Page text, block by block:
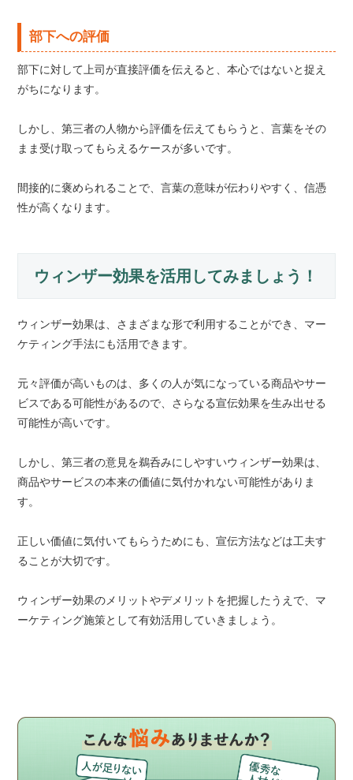
部下への評価
部下に対して上司が直接評価を伝えると、本心ではないと捉え
がちになります。
しかし、第三者の人物から評価を伝えてもらうと、言葉をその
まま受け取ってもらえるケースが多いです。
間接的に褒められることで、言葉の意味が伝わりやすく、信憑
性が高くなります。
ウィンザー効果を活用してみましょう！
ウィンザー効果は、さまざまな形で利用することができ、マー
ケティング手法にも活用できます。
元々評価が高いものは、多くの人が気になっている商品やサー
ビスである可能性があるので、さらなる宣伝効果を生み出せる
可能性が高いです。
しかし、第三者の意見を鵜呑みにしやすいウィンザー効果は、
商品やサービスの本来の価値に気付かれない可能性がありま
す。
正しい価値に気付いてもらうためにも、宣伝方法などは工夫す
ることが大切です。
ウィンザー効果のメリットやデメリットを把握したうえで、マ
ーケティング施策として有効活用していきましょう。